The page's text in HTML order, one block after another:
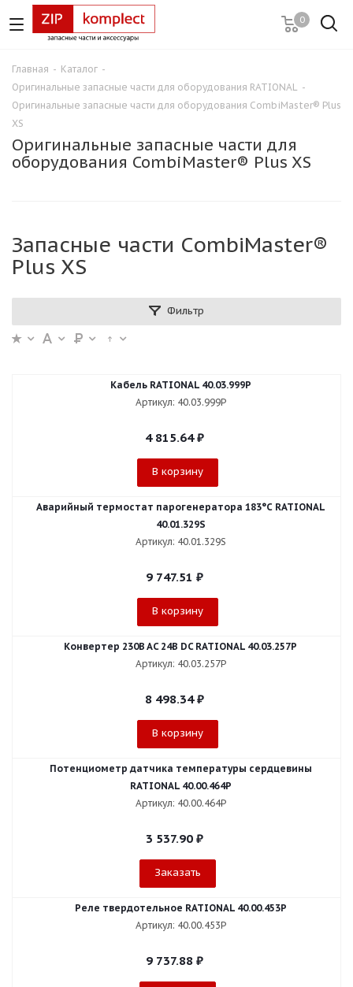
0
Главная - Каталог -
Оригинальные запасные части для оборудования RATIONAL -
Оригинальные запасные части для оборудования CombiMaster® Plus
XS
Оригинальные запасные части для
оборудования CombiMaster® Plus XS
Запасные части CombiMaster®
Plus XS
Фильтр
Кабель RATIONAL 40.03.999P
Артикул: 40.03.999P
4 815.64₽
В корзину
Аварийный термостат парогенератора 183°С RATIONAL
40.01.329S
Артикул: 40.01.329S
9 747.51 ₽
В корзину
Конвертер 230B AC 24B DC RATIONAL 40.03.257P
Артикул: 40.03.257P
8 498.34₽
В корзину
Потенциометр датчика температуры сердцевины
RATIONAL 40.00.464P
Артикул: 40.00.464P
3 537.90 ₽
Заказать
Реле твердотельное RATIONAL 40.00.453P
Артикул: 40.00.453P
9 737.88 ₽